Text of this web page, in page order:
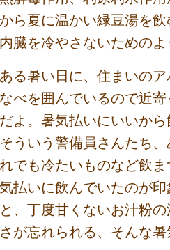
から夏に温かい緑豆湯を
内臓を冷やさないための
ある暑い日に、住まいの
なべを囲んでいるので近
だよ。暑気払いにいいか
そういう警備員さんたち
れでも冷たいものなど飲
気払いに飲んでいたのが
と、丁度甘くないお汁粉
さが忘れられる、そんな